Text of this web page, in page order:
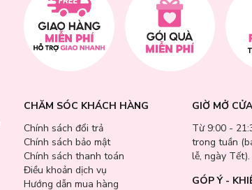
CHĂM SÓC KHÁCH HÀNG
Chính sách đổi trả
Chính sách bảo mật
Chính sách thanh toán
Điều khoản dịch vụ
Hướng dẫn mua hàng
GIỜ MỞ CỬA
Từ 9:00 -
trong tuần
lễ, ngày Tết).
GÓP Ý -